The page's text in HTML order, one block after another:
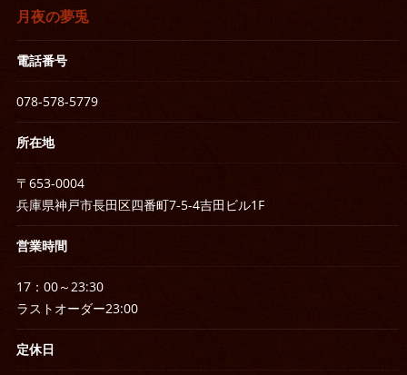
月夜の夢兎
電話番号
078-578-5779
所在地
〒653-0004
兵庫県神戸市長田区四番町7-5-4吉田ビル1F
営業時間
17：00～23:30
ラストオーダー23:00
定休日